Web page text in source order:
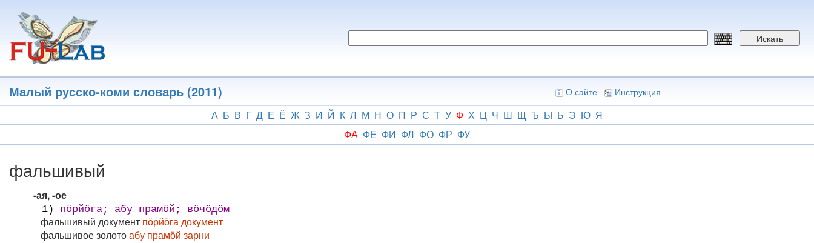
основному
содержанию
Искать
Малый русско-коми словарь (2011) О сайте Инструкция
А Б В Г Д Е Ё Ж З И Й К Л М Н О П Р С Т У Ф Х Ц Ч Ш Щ Ъ Ы Ь Э Ю Я
ФА ФЕ ФИ ФЛ ФО ФР ФУ
фальшивый
-ая, -ое
1) пӧрйӧга; абу прамӧй; вӧчӧдӧм
фальшивый документ пӧрйӧга документ
фальшивое золотоабу прамӧй зарни